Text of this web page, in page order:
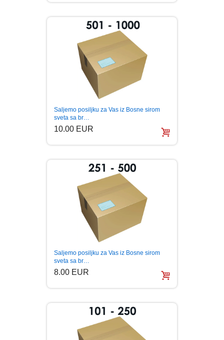
KLASICI
KNJIGE ZA DECU
KOMEDIJA
KRIMINALISTIČKI
KUVARI
MITOLOGIJA
MUZIKA
NAUČNA FANTASTIKA
POEZIJA
Saljemo posiljku za Vas iz Bosne sirom
sveta sa br…
10.00 EUR
Saljemo posiljku za Vas iz Bosne sirom
sveta sa br…
8.00 EUR